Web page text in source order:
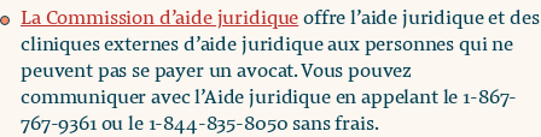
La Commission d’aide juridiqueoffre l’aide juridique et des
cliniques externes d’aide juridique aux personnes qui ne
peuvent pas se payer un avocat. Vous pouvez
communiquer avec l’Aide juridique en appelant le 1-867-
767-9361 ou le 1-844-835-8050 sans frais.